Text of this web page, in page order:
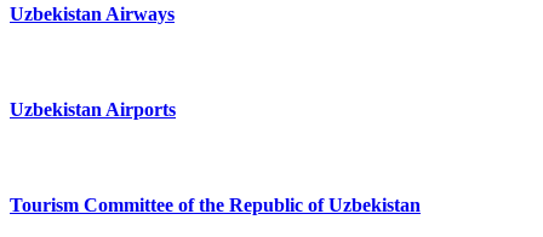
Uzbekistan Airways
Uzbekistan Airports
Tourism Committee of the Republic of Uzbekistan